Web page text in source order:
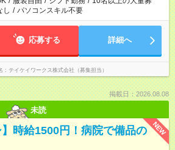
し / パソコンスキル不要
応募する 詳細へ
テイケイワークス株式会社（募集担当）
掲載日：2026.08.08
未読
NEW
】時給1500円！病院で備品の